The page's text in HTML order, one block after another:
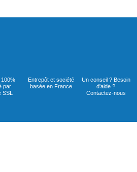
100%
par
Entrepôt et société
basée en France
Un conseil ? Besoin
d'aide ?
Contactez-nous